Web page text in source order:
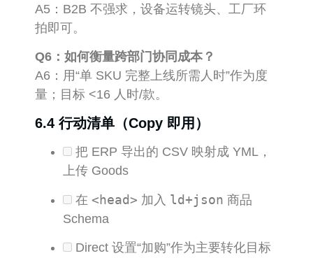
A5：B2B 不强求，设备运转镜头、工厂环
拍即可。
Q6：如何衡量跨部门协同成本？
A6：用“单 SKU 完整上线所需人时”作为度
量；目标 <16 人时/款。
6.4 行动清单（Copy 即用）
把 ERP 导出的 CSV 映射成 YML，
上传 Goods
在 <head> 加入 ld+json 商品
Schema
Direct 设置“加购”作为主要转化目标